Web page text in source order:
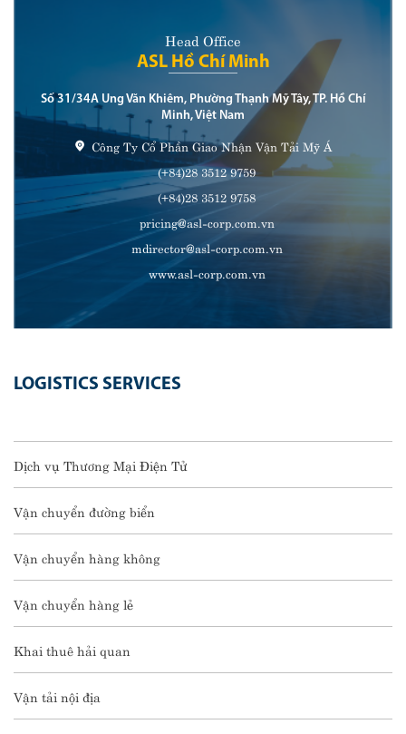
Head Office
ASL Hồ Chí Minh
Số 31/34A Ung Văn Khiêm, Phường Thạnh Mỹ Tây, TP. Hồ Chí
Minh, Việt Nam
Công Ty Cổ Phần Giao Nhận Vận Tải Mỹ Á
(+84)28 3512 9759
(+84)28 3512 9758
pricing@asl-corp.com.vn
mdirector@asl-corp.com.vn
www.asl-corp.com.vn
LOGISTICS SERVICES
Dịch vụ Thương Mại Điện Tử
Vận chuyển đường biển
Vận chuyển hàng không
Vận chuyển hàng lẻ
Khai thuê hải quan
Vận tải nội địa